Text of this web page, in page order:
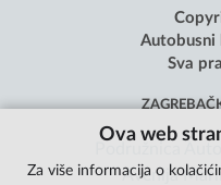
Autobusni
Sva
Avenija
Ova web
Za više informacija o